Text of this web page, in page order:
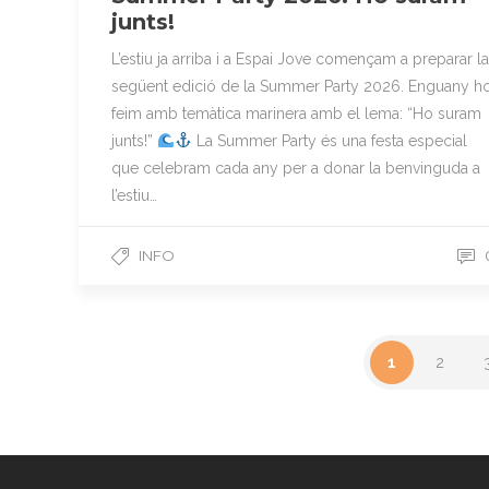
junts!
L’estiu ja arriba i a Espai Jove començam a preparar la
següent edició de la Summer Party 2026. Enguany
feim amb temàtica marinera amb el lema: “Ho suram
junts!”
La Summer Party és una festa especial
que celebram cada any per a donar la benvinguda a
l’estiu…
INFO
1 2